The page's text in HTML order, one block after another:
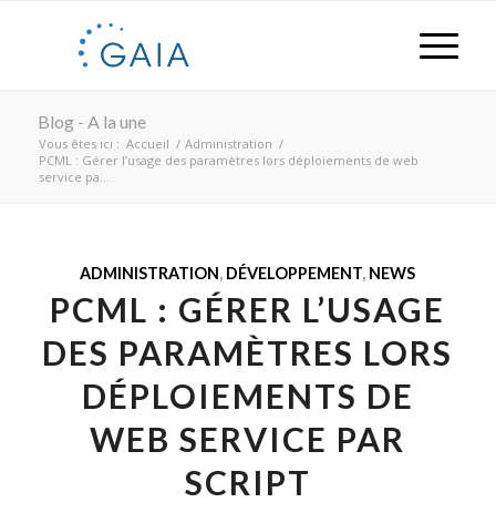
Blog - A la une
Vous êtes ici : Accueil / Administration /
PCML : Gérer l’usage des paramètres lors déploiements de web
service pa...
ADMINISTRATION, DÉVELOPPEMENT, NEWS
PCML : GÉRER L’USAGE
DES PARAMÈTRES LORS
DÉPLOIEMENTS DE
WEB SERVICE PAR
SCRIPT